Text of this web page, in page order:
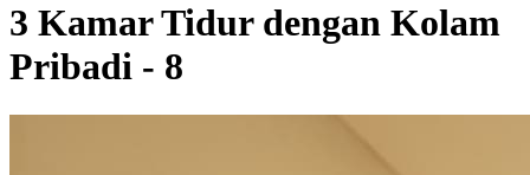
3 Kamar Tidur dengan Kolam
Pribadi - 8